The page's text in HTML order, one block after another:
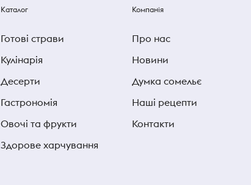
Каталог
Готові страви
Кулінарія
Десерти
Гастрономія
Овочі та фрукти
Здорове харчування
Компанія
Про нас
Новини
Думка сомельє
Наші рецепти
Контакти